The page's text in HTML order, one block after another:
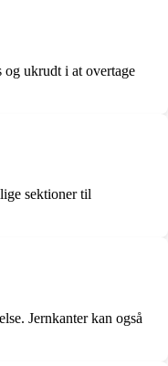
ukrudt i at overtage
sektioner til
Jernkanter kan også